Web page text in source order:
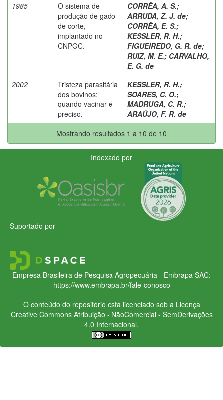
1985
O sistema de
produção de gado
de corte,
implantado no
CNPGC.
CORRÊA, A. S.;
ARRUDA, Z. J. de;
CORRÊA, E. S.;
KESSLER, R. H.;
FIGUEIREDO, G. R. de;
RUIZ, M. E.; CARVALHO,
E. G. de
2002
Tristeza parasitária
dos bovinos:
quando vacinar é
preciso.
KESSLER, R. H.;
SOARES, C. O.;
MADRUGA, C. R.;
ARAÚJO, F. R. de
Mostrando resultados 1 a 10 de 10
Indexado por
Suportado por
Empresa Brasileira de Pesquisa Agropecuária - Embrapa SAC:
https://www.embrapa.br/fale-conosco
O conteúdo do repositório está licenciado sob a Licença
Creative CommonsAtribuição - NãoComercial - SemDerivações
4.0 Internacional.